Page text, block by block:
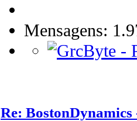
Mensagens:
Re: